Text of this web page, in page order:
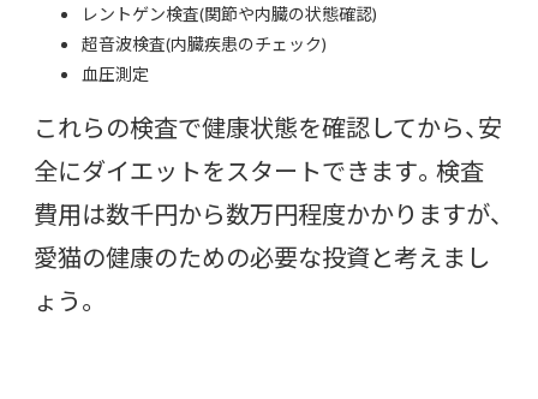
レントゲン検査(関節や内臓の状態確認)
超音波検査(内臓疾患のチェック)
血圧測定
これらの検査で健康状態を確認してから、安
全にダイエットをスタートできます。検査
費用は数千円から数万円程度かかりますが、
愛猫の健康のための必要な投資と考えまし
ょう。